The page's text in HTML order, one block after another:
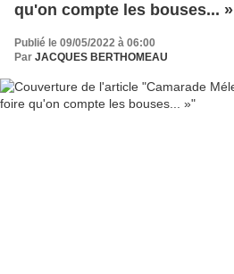
qu'on compte les bouses... »
Publié le 09/05/2022 à 06:00
Par JACQUES BERTHOMEAU